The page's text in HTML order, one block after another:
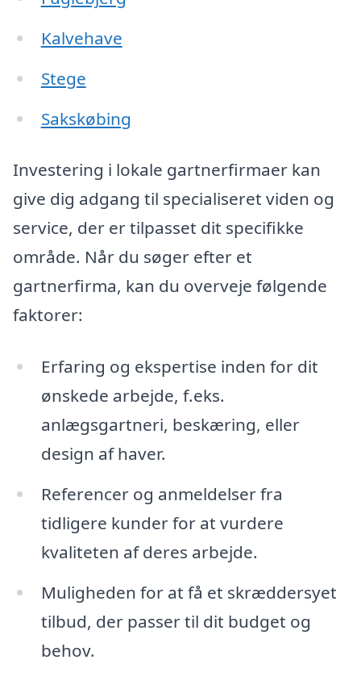
Kalvehave
Stege
Sakskøbing
Investering i lokale gartnerfirmaer kan
give dig adgang til specialiseret viden og
service, der er tilpasset dit specifikke
område. Når du søger efter et
gartnerfirma, kan du overveje følgende
faktorer:
Erfaring og ekspertise inden for dit
ønskede arbejde, f.eks.
anlægsgartneri, beskæring, eller
design af haver.
Referencer og anmeldelser fra
tidligere kunder for at vurdere
kvaliteten af deres arbejde.
Muligheden for at få et skræddersyet
tilbud, der passer til dit budget og
behov.